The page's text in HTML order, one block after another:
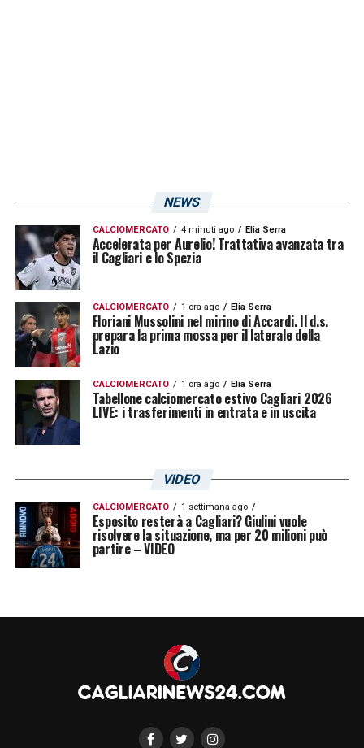
NEWS
CALCIOMERCATO 4 minuti ago Elia Serra
Accelerata per Aurelio! Trattativa avanzata tra
il Cagliari e lo Spezia
CALCIOMERCATO 1 ora ago Elia Serra
Floriani Mussolini nel mirino di Accardi. Il d.s.
prepara la prima mossa per il laterale della
Lazio
CALCIOMERCATO 1 ora ago Elia Serra
Tabellone calciomercato estivo Cagliari 2026
LIVE: i trasferimenti in entrata e in uscita
VIDEO
CALCIOMERCATO 1 settimana ago
Esposito resterà a Cagliari? Giulini vuole
risolvere la situazione, ma per 20 milioni può
partire – VIDEO